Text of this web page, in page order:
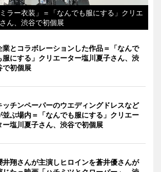
ラー衣装」＝「なんでも服にする」クリエ
ん、渋谷で初個展
業とコラボレーションした作品＝「なんで
服にする」クリエーター塩川夏子さん、渋
で初個展
ッチンペーパーのウエディングドレスなど
並ぶ場内＝「なんでも服にする」クリエー
ー塩川夏子さん、渋谷で初個展
井翔さんが主演しヒロインを蒼井優さんが